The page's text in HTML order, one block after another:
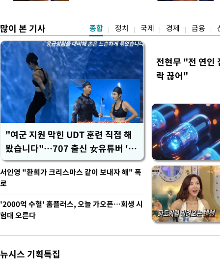
많이 본 기사 종합 정치 국제 경제 금융
"여군 지원 막힌 UDT 훈련 직접 해
봤습니다"…707 출신 女유튜버 '완
벽 소화'
전현무 "전 연인
락 끊어"
서인영 "환희가 크리스마스 같이 보내자 해" 폭
로
'2000억 수혈' 홈플러스, 오늘 가오픈…회생 시
험대 오른다
뉴시스 기획특집